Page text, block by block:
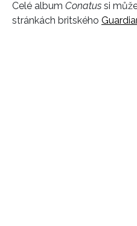
Celé album Conatus si
stránkách britského